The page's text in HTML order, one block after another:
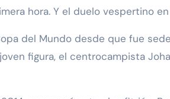
hora. Y el duelo vespertino
del Mundo desde que fue
figura, el centrocampista